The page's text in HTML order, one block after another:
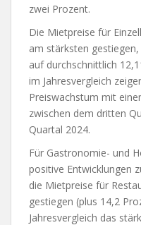
zwei Prozent.
Die Mietpreise für
am stärksten
auf durchschnittlich
im Jahresvergleich
Preiswachstum mit
zwischen dem dritten
Quartal 2024.
Für Gastronomie- und
positive Entwicklungen
die Mietpreise für
gestiegen (plus 14,2
Jahresvergleich das